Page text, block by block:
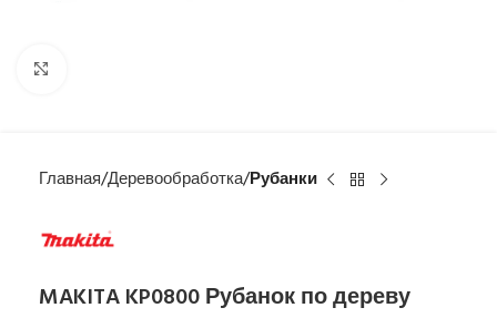
Главная Деревообработка Рубанки
MAKITA KP0800 Рубанок по дереву